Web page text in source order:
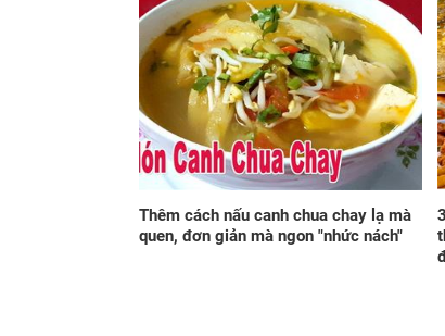
Thêm cách nấu canh chua chay lạ mà
quen, đơn giản mà ngon "nhức nách"